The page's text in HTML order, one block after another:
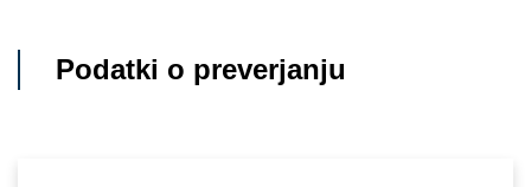
Podatki o preverjanju